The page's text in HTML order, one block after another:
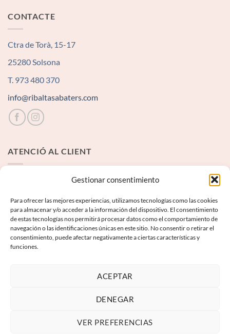
Gestionar consentimiento
Para ofrecer las mejores experiencias, utilizamos tecnologías como las cookies
para almacenar y/o acceder a la información del dispositivo. El consentimiento
de estas tecnologías nos permitirá procesar datos como el comportamiento de
navegación o las identificaciones únicas en este sitio. No consentir o retirar el
consentimiento, puede afectar negativamente a ciertas características y
funciones.
ACEPTAR
DENEGAR
VER PREFERENCIAS
CONTACTE
Ctra de Torà, 15-17
25280 Solsona
T. 973 480 370
info@ribaltasabaters.com
ATENCIÓ AL CLIENT
INFORMACIÓ LEGAL
Avís Legal